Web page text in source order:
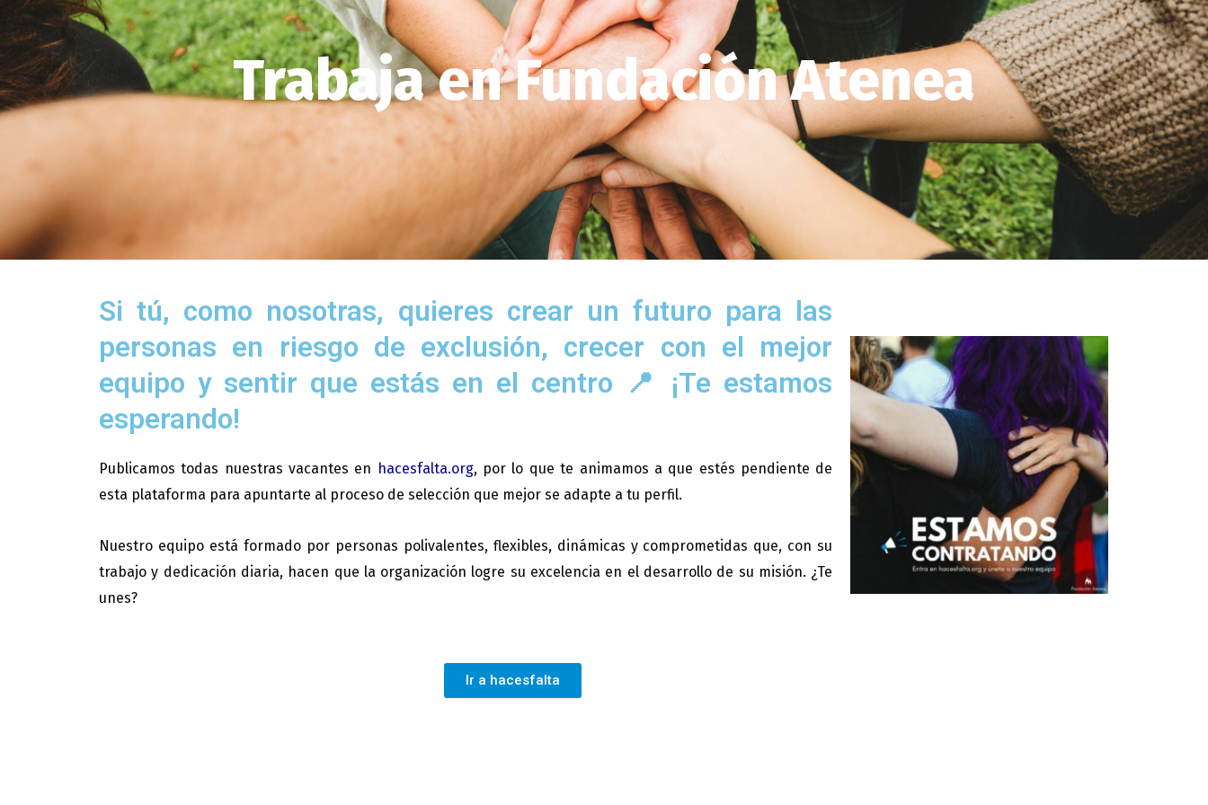
Trabaja en Fundación Atenea
Si tú, como nosotras, quieres crear un futuro para las
personas en riesgo de exclusión, crecer con el mejor
equipo y sentir que estás en el centro 📍 ¡Te estamos
esperando!
Publicamos todas nuestras vacantes en hacesfalta.org, por lo que te animamos a que estés pendiente de
esta plataforma para apuntarte al proceso de selección que mejor se adapte a tu perfil.
Nuestro equipo está formado por personas polivalentes, flexibles, dinámicas y comprometidas que, con su
trabajo y dedicación diaria, hacen que la organización logre su excelencia en el desarrollo de su misión. ¿Te
unes?
Ir a hacesfalta